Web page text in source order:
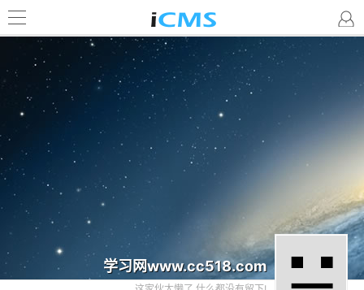
学习网www.cc518.com